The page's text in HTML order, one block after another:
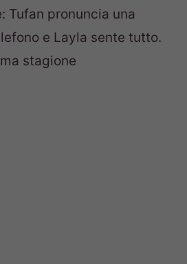
Tufan pronuncia una
e Layla sente tutto.
stagione